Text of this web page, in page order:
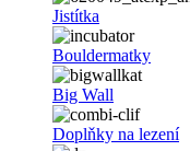
Jistítka
Bouldermatky
Big Wall
Doplňky na lezení